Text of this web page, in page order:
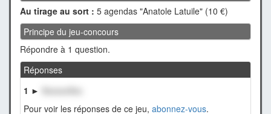
Au tirage au sort : 5 agendas "Anatole Latuile" (10 €)
Principe du jeu-concours
Répondre à 1 question.
Réponses
1 ►
XxxxxxXxx
Pour voir les réponses de ce jeu, abonnez-vous.